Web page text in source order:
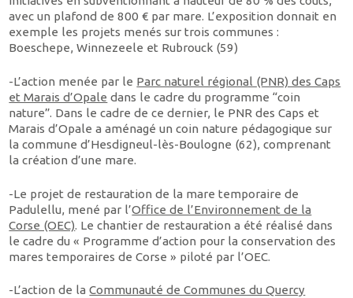
avec un plafond de 800 € par mare. L’exposition donnait en
exemple les projets menés sur trois communes :
Boeschepe, Winnezeele et Rubrouck (59)
-L’action menée par le Parc naturel régional (PNR) des Caps
et Marais d’Opale dans le cadre du programme “coin
nature”. Dans le cadre de ce dernier, le PNR des Caps et
Marais d’Opale a aménagé un coin nature pédagogique sur
la commune d’Hesdigneul-lès-Boulogne (62), comprenant
la création d’une mare.
-Le projet de restauration de la mare temporaire de
Padulellu, mené par l’Office de l’Environnement de la
Corse (OEC). Le chantier de restauration a été réalisé dans
le cadre du « Programme d’action pour la conservation des
mares temporaires de Corse » piloté par l’OEC.
-L’action de laCommunauté de Communes du Quercy